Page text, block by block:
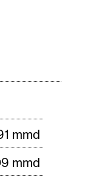
mmd
mmd